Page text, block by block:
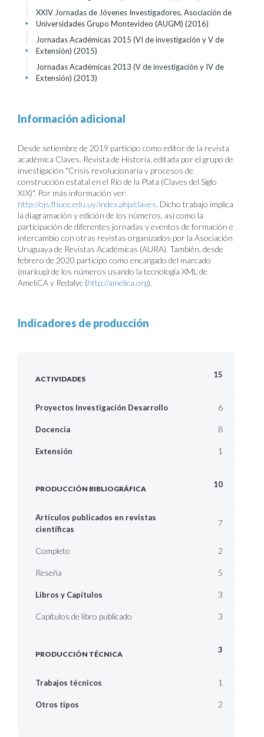
XXIV Jornadas de Jóvenes Investigadores, Asociación de
Universidades Grupo Montevideo (AUGM) (2016)
+
Jornadas Académicas 2015 (VI de investigación y V de
Extensión) (2015)
+
Jornadas Académicas 2013 (V de investigación y IV de
Extensión) (2013)
+
Información adicional
Desde setiembre de 2019 participo como editor de la revista
académica Claves. Revista de Historia, editada por el grupo de
investigación "Crisis revolucionaria y procesos de
construcción estatal en el Río de la Plata (Claves del Siglo
XIX)". Por más información ver:
http://ojs.fhuce.edu.uy/index.php/claves. Dicho trabajo implica
la diagramación y edición de los números, así como la
participación de diferentes jornadas y eventos de formación e
intercambio con otras revistas organizados por la Asociación
Uruguaya de Revistas Académicas (AURA). También, desde
febrero de 2020 participo como encargado del marcado
(markup) de los números usando la tecnología XML de
AmeliCA y Redalyc (http://amelica.org).
Indicadores de producción
ACTIVIDADES 15
Proyectos Investigación Desarrollo 6
Docencia 8
Extensión 1
PRODUCCIÓN BIBLIOGRÁFICA 10
Artículos publicados en revistas
científicas
7
Completo 2
Reseña 5
Libros y Capítulos 3
Capítulos de libro publicado 3
PRODUCCIÓN TÉCNICA 3
Trabajos técnicos 1
Otros tipos 2